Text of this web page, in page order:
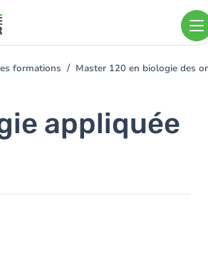
formations Master 120 en biologie des
appliquée